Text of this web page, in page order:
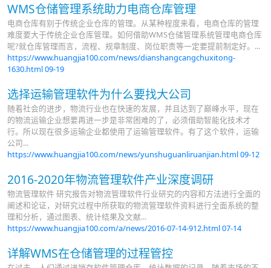
WMS仓储管理系统助力电商仓库管理
电商仓库有别于传统企业仓库的管理。从某种程度来看，电商仓库的管理
难度要大于传统企业仓库管理。如何借助WMS仓储管理系统管理电商仓库
呢?就仓库管理而言，流程、规章制度、岗位职责等一定要提前制定好。...
https://www.huangjia100.com/news/dianshangcangchuxitong-
1630.html09-19
选择运输管理软件为什么要找大公司
随着社会的进步，物流行业也在快速的发展，并且达到了巅峰水平，现在
的物流运输企业想要再进一步是非常困难的了，必须借助智能化技术才
行。所以现在很多运输企业都使用了运输管理软件。有了这个软件，运输
公司...
https://www.huangjia100.com/news/yunshuguanliruanjian.html09-12
2016-2020年物流管理软件产业深度调研
物流管理软件 研究报告对物流管理软件行业研究的内容和方法进行全面的
阐述和论证，对研究过程中所获取的物流管理软件资料进行全面系统的整
理和分析，通过图表、统计结果及文献...
https://www.huangjia100.com/a/news/2016-07-14-912.html07-14
详解WMS在仓储管理的过程管控